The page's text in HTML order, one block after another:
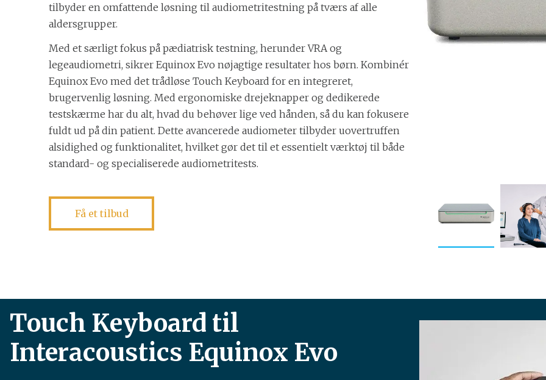
tilbyder en omfattende løsning til audiometritestning på tværs af alle
aldersgrupper.
Med et særligt fokus på pædiatrisk testning, herunder VRA og
legeaudiometri, sikrer Equinox Evo nøjagtige resultater hos børn. Kombinér
Equinox Evo med det trådløse Touch Keyboard for en integreret,
brugervenlig løsning. Med ergonomiske drejeknapper og dedikerede
testskærme har du alt, hvad du behøver lige ved hånden, så du kan fokusere
fuldt ud på din patient. Dette avancerede audiometer tilbyder uovertruffen
alsidighed og funktionalitet, hvilket gør det til et essentielt værktøj til både
standard- og specialiserede audiometritests.
Få et tilbud
Touch Keyboard til
Interacoustics Equinox Evo